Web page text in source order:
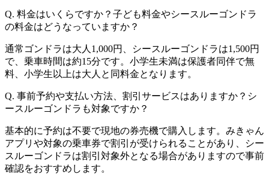
Q. 料金はいくらですか？子ども料金やシースルーゴンドラ
の料金はどうなっていますか？
通常ゴンドラは大人1,000円、シースルーゴンドラは1,500円
で、乗車時間は約15分です。小学生未満は保護者同伴で無
料、小学生以上は大人と同料金となります。
Q. 事前予約や支払い方法、割引サービスはありますか？シ
ースルーゴンドラも対象ですか？
基本的に予約は不要で現地の券売機で購入します。みきゃん
アプリや対象の乗車券で割引が受けられることがあり、シー
スルーゴンドラは割引対象外となる場合がありますので事前
確認をおすすめします。